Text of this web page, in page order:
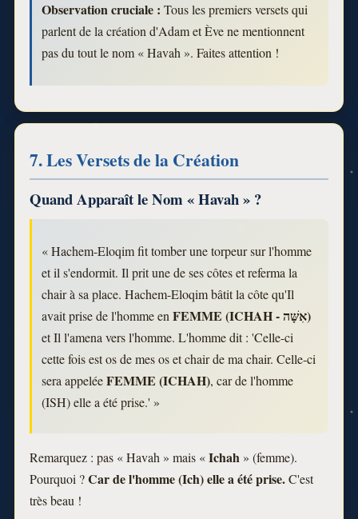
Observation cruciale : Tous les premiers versets qui
parlent de la création d'Adam et Ève ne mentionnent
pas du tout le nom « Havah ». Faites attention !
7. Les Versets de la Création
Quand Apparaît le Nom « Havah » ?
« Hachem-Eloqim fit tomber une torpeur sur l'homme
et il s'endormit. Il prit une de ses côtes et referma la
chair à sa place. Hachem-Eloqim bâtit la côte qu'Il
avait prise de l'homme en
FEMME (ICHAH - אִשָּׁה)
et Il l'amena vers l'homme. L'homme dit : 'Celle-ci
cette fois est os de mes os et chair de ma chair. Celle-ci
sera appeléeFEMME (ICHAH), car de l'homme
(ISH) elle a été prise.' »
Remarquez : pas « Havah » mais «Ichah » (femme).
Pourquoi ?Car de l'homme (Ich) elle a été prise.C'est
très beau !